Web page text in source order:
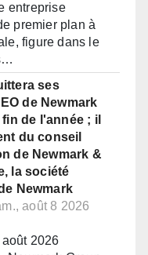
entreprise
premier plan à
figure dans le
ses
de Newmark
de l'année ; il
du conseil
de Newmark &
la société
Newmark
août 8 2026
2026